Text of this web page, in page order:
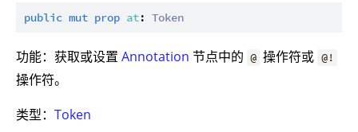
public mut prop at: Token
功能：获取或设置 Annotation 节点中的 @ 操作符或 @!
操作符。
类型： Token